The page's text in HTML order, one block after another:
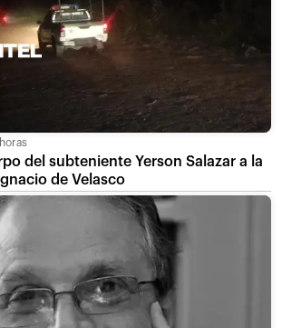
del subteniente Yerson Salazar a la
de Velasco